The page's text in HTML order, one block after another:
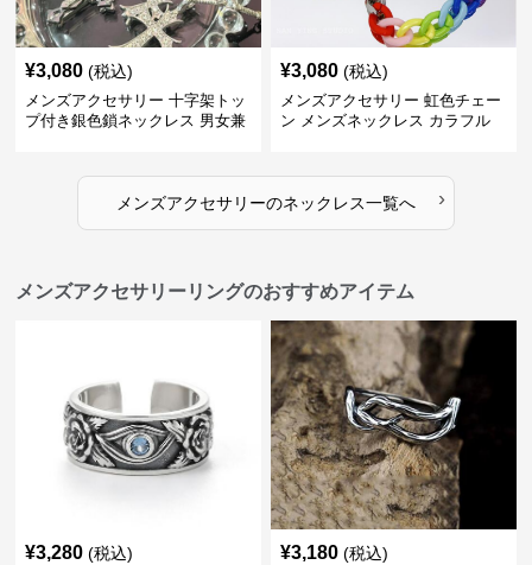
¥3,080 (税込)
メンズアクセサリー 十字架トッ
プ付き銀色鎖ネックレス 男女兼
¥3,080 (税込)
メンズアクセサリー 虹色チェー
ン メンズネックレス カラフル
メンズアクセサリーのネックレス一覧へ ›
メンズアクセサリーリングのおすすめアイテム
¥3,280 (税込) ¥3,180 (税込)